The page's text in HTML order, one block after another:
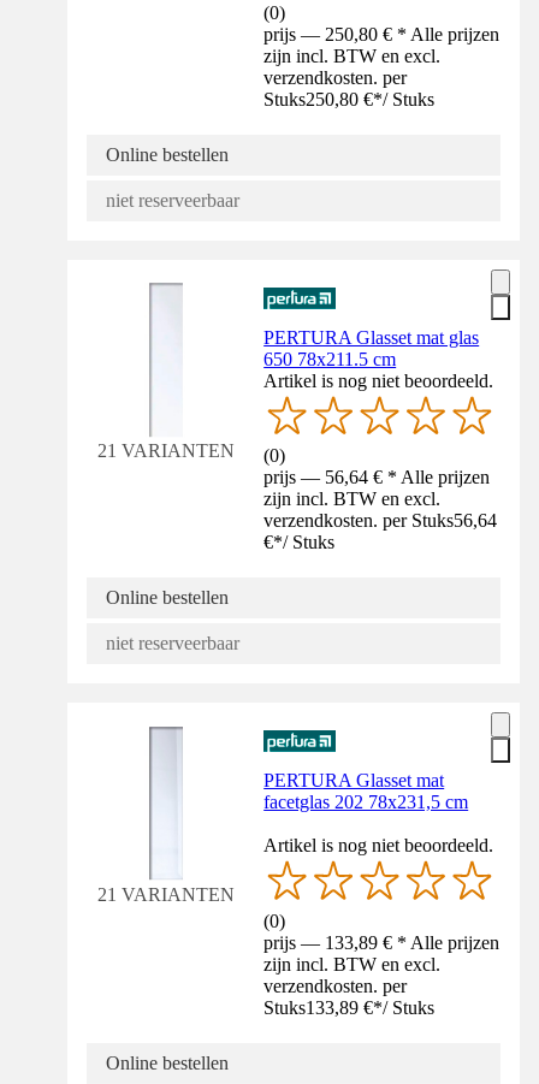
(0)
prijs — 250,80 € * Alle prijzen
zijn incl. BTW en excl.
verzendkosten. per
Stuks250,80 €*/ Stuks
Online bestellen
niet reserveerbaar
21 VARIANTEN
PERTURA Glasset mat glas
650 78x211.5 cm
Artikel is nog niet beoordeeld.
(0)
prijs — 56,64 € * Alle prijzen
zijn incl. BTW en excl.
verzendkosten. per Stuks56,64
€*/ Stuks
Online bestellen
niet reserveerbaar
21 VARIANTEN
PERTURA Glasset mat
facetglas 202 78x231,5 cm
Artikel is nog niet beoordeeld.
(0)
prijs — 133,89 € * Alle prijzen
zijn incl. BTW en excl.
verzendkosten. per
Stuks133,89 €*/ Stuks
Online bestellen